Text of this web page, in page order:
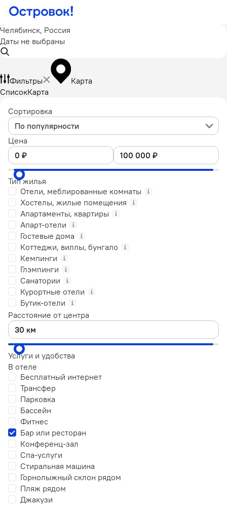
Челябинск, Россия
Даты не выбраны
Фильтры
Карта
СписокКарта
Сортировка
По популярности
Цена
Тип жилья
Отели, меблированные комнаты
Хостелы, жилые помещения
Апартаменты, квартиры
Апарт-отели
Гостевые дома
Коттеджи, виллы, бунгало
Кемпинги
Глэмпинги
Санатории
Курортные отели
Бутик-отели
Расстояние от центра
Услуги и удобства
В отеле
Бесплатный интернет
Трансфер
Парковка
Бассейн
Фитнес
Бар или ресторан
Конференц-зал
Спа-услуги
Стиральная машина
Горнолыжный склон рядом
Пляж рядом
Джакузи